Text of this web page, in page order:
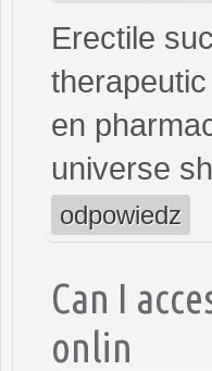
Erectile
en
universe
odpowiedz
Can I
onlin